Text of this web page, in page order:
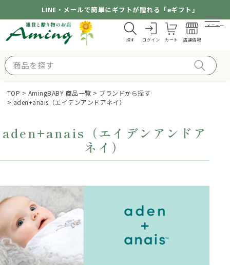
LINE・メールで簡単にギフトが贈れる「eギフト」
探す ログイン カート 店舗情報
メニュー
TOP AmingBABY 商品一覧
ブランドから探す
aden+anais（エイデンアンドアネイ）
aden+anais（エイデンアンドア
ネイ）